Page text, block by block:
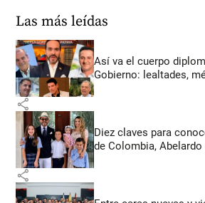
Las más leídas
Así va el cuerpo
Gobierno: lealtades,
share
Diez claves para
de Colombia,
share